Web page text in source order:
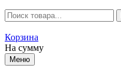
Корзина
На сумму
Меню